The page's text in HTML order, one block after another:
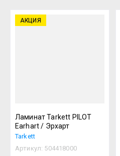
АКЦИЯ
Ламинат Tarkett PILOT
Earhart / Эрхарт
Tarkett
Артикул: 504418000